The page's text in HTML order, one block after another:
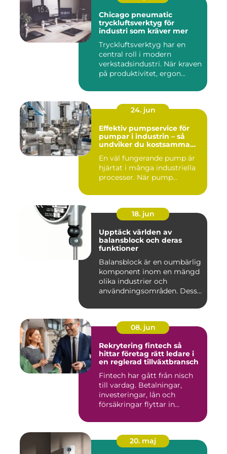
Chicago pneumatic
tryckluftsverktyg för
industri som kräver mer
Tryckluftsverktyg har en
central roll i modern
verkstadsindustri. När kraven
på produktivitet, ergon...
24. jun
Effektiv pumpservice för
pumpar i industrin – så
undviker du kostsamma
En väl fungerande pump är
hjärtat i många industriella
processer. När pump...
18. jun
Upptäck världen av
balansblock och deras
funktioner
Balansblock är en oumbärlig
komponent inom en mängd
olika industrier och
användningsområden. Dessa
08. jun
Rekrytering fintech så
hittar företag rätt ledare i
en reglerad tillväxtbransch
Fintech har gått från nisch
till vardag. Betalningar,
investeringar, lån och
försäkringar flyttar in...
20. maj